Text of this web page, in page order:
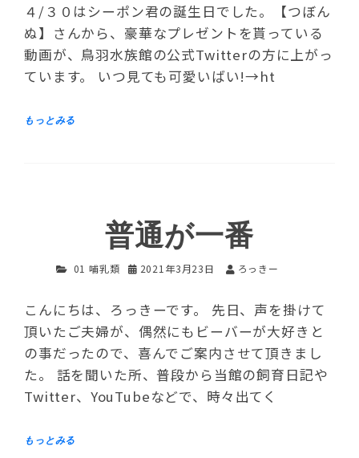
４/３０はシーポン君の誕生日でした。【つぼん
ぬ】さんから、豪華なプレゼントを貰っている
動画が、鳥羽水族館の公式Twitterの方に上がっ
ています。 いつ見ても可愛いばい!→ht
普通が一番
01 哺乳類 2021年3月23日 ろっきー
こんにちは、ろっきーです。 先日、声を掛けて
頂いたご夫婦が、偶然にもビーバーが大好きと
の事だったので、喜んでご案内させて頂きまし
た。 話を聞いた所、普段から当館の飼育日記や
Twitter、YouTubeなどで、時々出てく